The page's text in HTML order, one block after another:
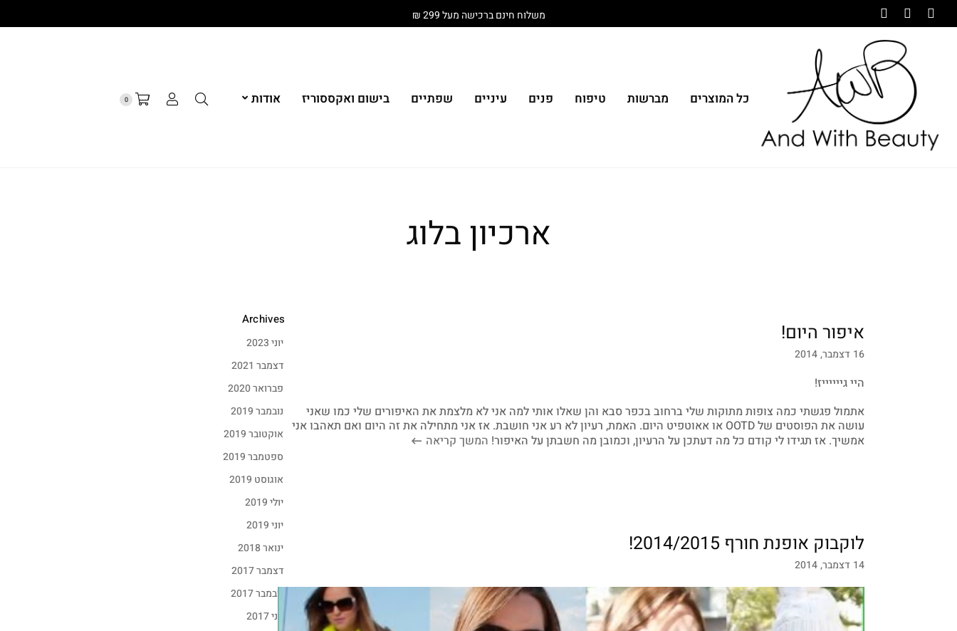
משלוח חינם ברכישה מעל 299 ₪
כל המוצרים מברשות טיפוח פנים עיניים שפתיים בישום ואקססוריז אודות 0
ארכיון בלוג
איפור היום!
16 דצמבר, 2014
היי גייייייז!
אתמול פגשתי כמה צופות מתוקות שלי ברחוב בכפר סבא והן שאלו אותי למה אני לא מלצמת את האיפורים שלי כמו שאני
עושה את הפוסטים של OOTD או אאוטפיט היום. האמת, רעיון לא רע אני חושבת. אז אני מתחילה את זה היום ואם תאהבו אני
אמשיך. אז תגידו לי קודם כל מה דעתכן על הרעיון, וכמובן מה חשבתן על האיפור! המשך קריאה
לוקבוק אופנת חורף 2014/2015!
14 דצמבר, 2014
Archives
יוני 2023
דצמבר 2021
פברואר 2020
נובמבר 2019
אוקטובר 2019
ספטמבר 2019
אוגוסט 2019
יולי 2019
יוני 2019
ינואר 2018
דצמבר 2017
נובמבר 2017
יוני 2017